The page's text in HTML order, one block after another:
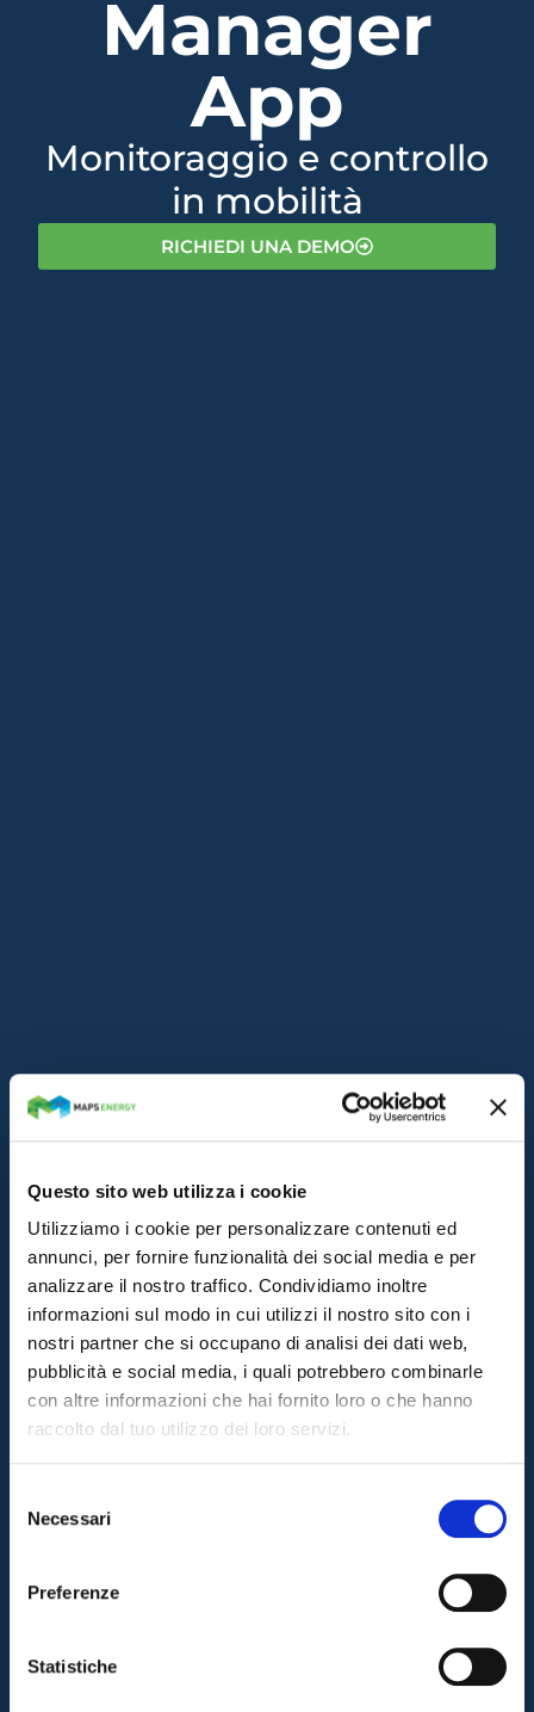
Questo sito web utilizza i cookie
Utilizziamo i cookie per personalizzare contenuti ed
annunci, per fornire funzionalità dei social media e per
analizzare il nostro traffico. Condividiamo inoltre
informazioni sul modo in cui utilizzi il nostro sito con i
nostri partner che si occupano di analisi dei dati web,
pubblicità e social media, i quali potrebbero combinarle
con altre informazioni che hai fornito loro o che hanno
raccolto dal tuo utilizzo dei loro servizi.
delNecessari
Preferenze
Statistiche
Manager
App​
Monitoraggio e controllo
in mobilità​
RICHIEDI UNA DEMO